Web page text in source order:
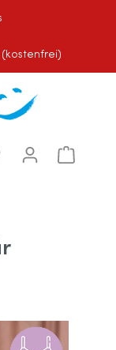
(kostenfrei)